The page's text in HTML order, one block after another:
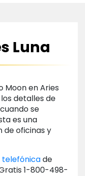
Luna
Moon en Aries
detalles de
se
es una
de oficinas y
telefónicade
1-800-498-